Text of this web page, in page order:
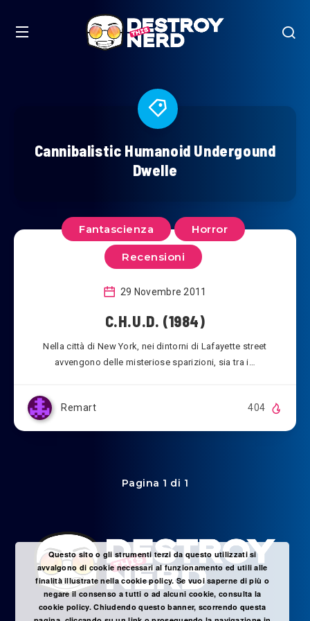
Cannibalistic Humanoid Undergound
Dwelle
Fantascienza Horror
Recensioni
29 Novembre 2011
C.H.U.D. (1984)
Nella città di New York, nei dintorni di Lafayette street
avvengono delle misteriose sparizioni, sia tra i…
Remart 404
Pagina 1 di 1
Questo sito o gli strumenti terzi da questo utilizzati si
avvalgono di cookie necessari al funzionamento ed utili alle
finalità illustrate nella cookie policy. Se vuoi saperne di più o
negare il consenso a tutti o ad alcuni cookie, consulta la
cookie policy. Chiudendo questo banner, scorrendo questa